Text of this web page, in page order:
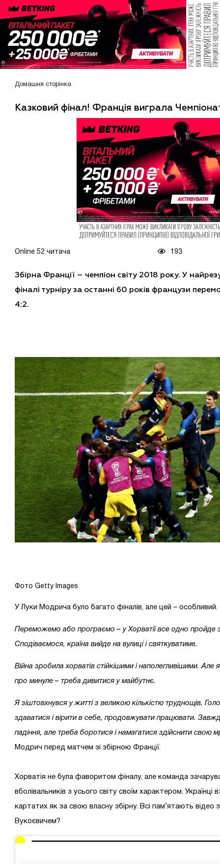
Домашня сторінка
Казковий фінал! Франція виграла
Online 52 читача 193
Збірна Франції – чемпіон світу 2018 року. У
фіналі турніру за останні 60 років французи
4:2.
Фото Getty Images
У Луки Модрича було багато фіналів, але цей – особливий.
Переможемо або програємо – у Хорватії все одно пройде
Сподіваємося, країна вийде на вулиці і святкуватиме.
Війна зробила хорватів стійкішими і наполегливішими. Але
про минуле – треба дивитися у майбутнє.
Я зіштовхнувся у житті з великою кількістю труднощів.
здаватися і вірити в себе, продовжувати працювати.
падіння, але треба боротися і намагатися здійснити свою
Модрич перед матчем зі збірною Франції.
Хорватія не була фаворитом фіналу, але команда
вболівальників з усього світу своїм характером. Українці
картатих як за свою власну збірну. Всі пам’ятають відео
Вукоєвичем?